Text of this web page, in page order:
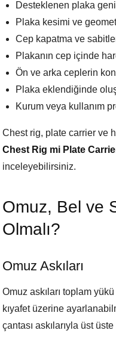
Desteklenen plaka
Plaka kesimi ve
Cep kapatma ve
Plakanın cep içinde
Ön ve arka ceplerin
Plaka eklendiğinde
Kurum veya kullanım
Chest rig, plate carrier ve
Chest Rig mi Plate
inceleyebilirsiniz.
Omuz, Bel ve
Olmalı?
Omuz Askıları
Omuz askıları toplam
kıyafet üzerine
çantası askılarıyla üst